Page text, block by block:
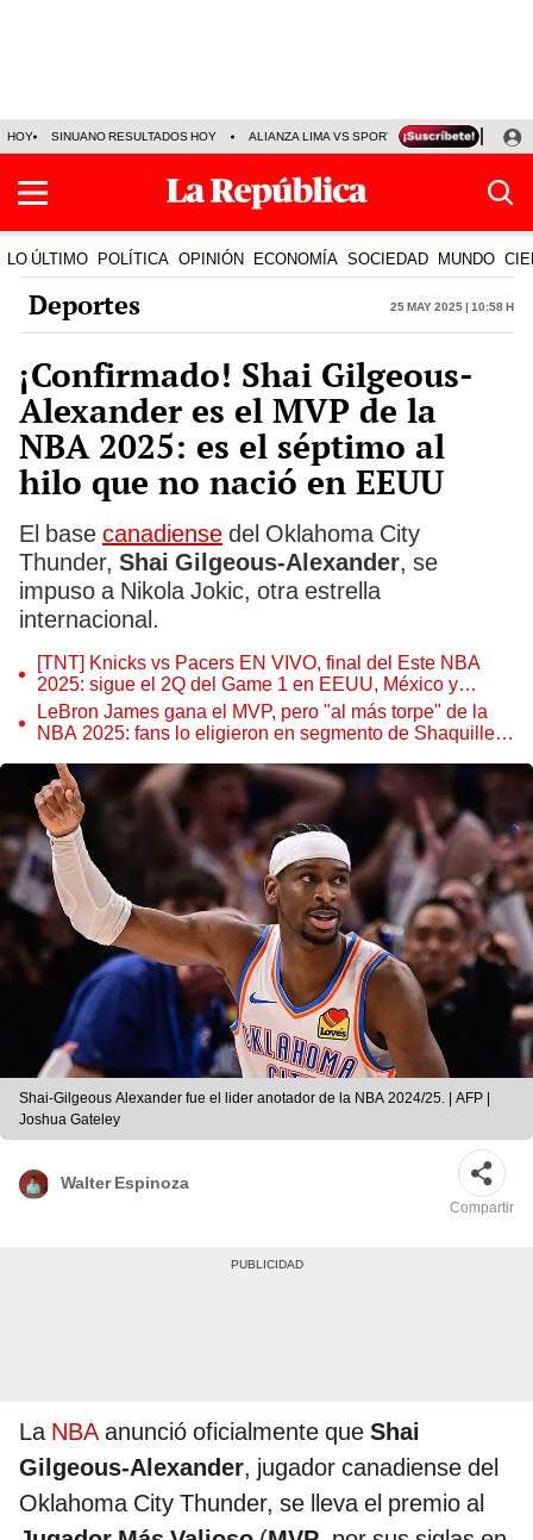
HOY SINUANO RESULTADOS HOY ALIANZA LIMA VS SPORT BOYS JORGE
LO ÚLTIMO POLÍTICA OPINIÓN ECONOMÍA SOCIEDAD MUNDO
Deportes 25 May 2025 | 10:58 h
¡Confirmado! Shai Gilgeous-
Alexander es el MVP de la
NBA 2025: es el séptimo al
hilo que no nació en EEUU
El base canadiense del Oklahoma City
Thunder, Shai Gilgeous-Alexander, se
impuso a Nikola Jokic, otra estrella
internacional.
[TNT] Knicks vs Pacers EN VIVO, final del Este NBA
2025: sigue el 2Q del Game 1 en EEUU, México y
Latinoamérica
LeBron James gana el MVP, pero "al más torpe" de la
NBA 2025: fans lo eligieron en segmento de Shaquille
Shai-Gilgeous Alexander fue el lider anotador de la NBA 2024/25. | AFP |
Joshua Gateley
Walter Espinoza
Compartir
La NBAanunció oficialmente que Shai
Gilgeous-Alexander, jugador canadiense del
Oklahoma City Thunder, se lleva el premio al